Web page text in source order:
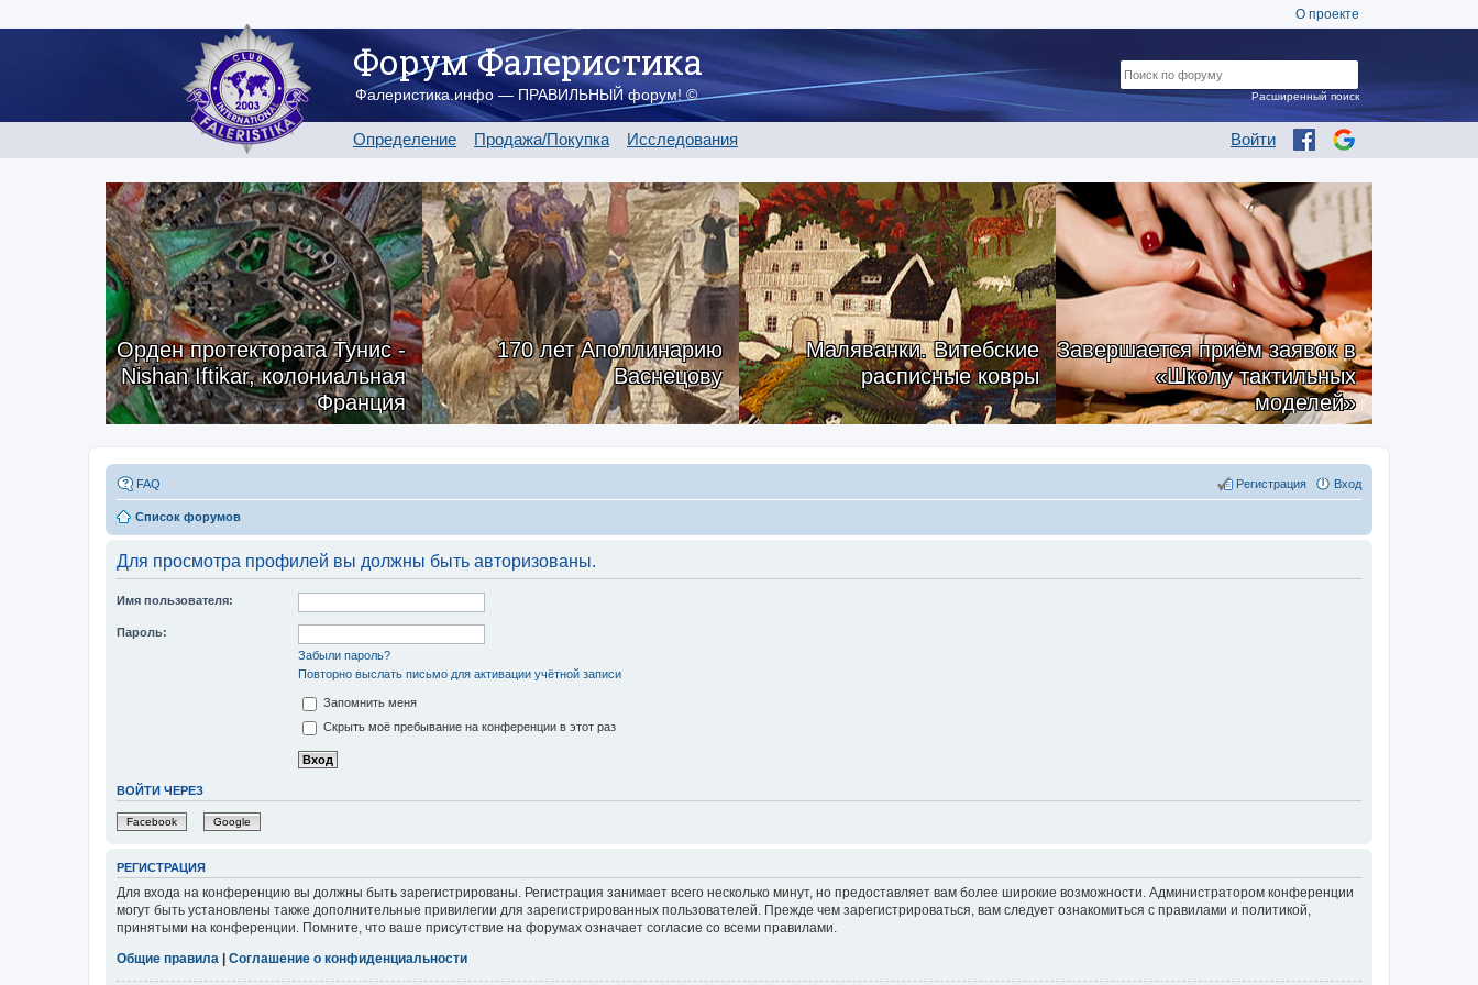
О проекте
Форум Фалеристика
Фалеристика.инфо — ПРАВИЛЬНЫЙ форум! ©
Определение Продажа/Покупка Исследования Войти
Расширенный поиск
Орден протектората Тунис -
Nishan Iftikar, колониальная
Франция
170 лет Аполлинарию
Васнецову
Маляванки. Витебские
расписные ковры
Завершается приём заявок в
«Школу тактильных
моделей»
FAQ Вход
Регистрация
Список форумов
Для просмотра профилей вы должны быть авторизованы.
Имя пользователя:
Пароль:
Забыли пароль?
Повторно выслать письмо для активации учётной записи
Запомнить меня
Скрыть моё пребывание на конференции в этот раз
ВОЙТИ ЧЕРЕЗ
Facebook Google
РЕГИСТРАЦИЯ
Для входа на конференцию вы должны быть зарегистрированы. Регистрация занимает всего несколько минут, но предоставляет вам более широкие возможности. Администратором конференции
могут быть установлены также дополнительные привилегии для зарегистрированных пользователей. Прежде чем зарегистрироваться, вам следует ознакомиться с правилами и политикой,
принятыми на конференции. Помните, что ваше присутствие на форумах означает согласие со всеми правилами.
Общие правила
Соглашение о конфиденциальности